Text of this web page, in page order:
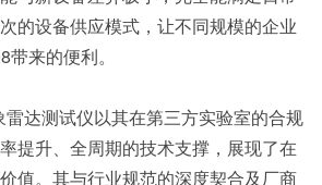
的设备供应模式，让不同规模的企业
来的便利。
达测试仪以其在第三方实验室的合规
提升、全周期的技术支撑，展现了在
值。其与行业规范的深度契合及厂商